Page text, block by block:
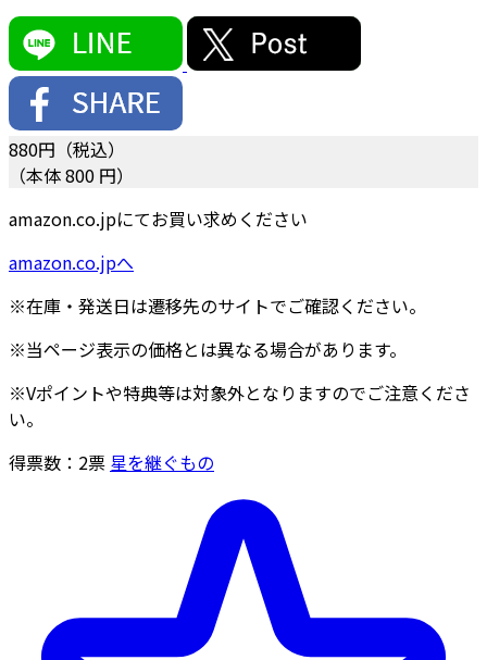
880円（税込）
（本体 800 円）
amazon.co.jpにてお買い求めください
amazon.co.jpへ
※在庫・発送日は遷移先のサイトでご確認ください。
※当ページ表示の価格とは異なる場合があります。
※Vポイントや特典等は対象外となりますのでご注意くださ
い。
得票数： 2票 星を継ぐもの